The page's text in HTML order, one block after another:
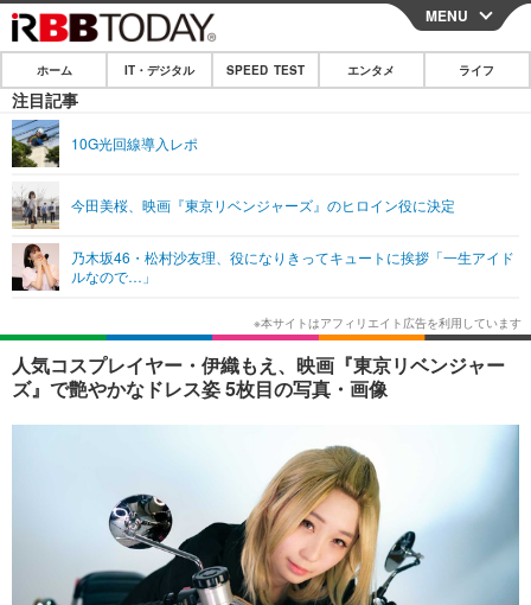
CLOSE
ホーム
IT・デジタル
ショッピング その他
エンタメ
エンタメTOP
韓国・芸能
音楽 スポーツ
その他
ライフ
ライフTOP グルメ
ペット ショッピング
その他
リリース一覧
プッシュ通知の停止方法
MENU
ホーム IT・デジタル SPEED TEST エンタメ ライフ
注目記事
10G光回線導入レポ
今田美桜、映画『東京リベンジャーズ』のヒロイン役に決定
乃木坂46・松村沙友理、役になりきってキュートに挨拶「一生アイド
ルなので…」
人気コスプレイヤー・伊織もえ、映画『東京リベンジャー
ズ』で艶やかなドレス姿 5枚目の写真・画像